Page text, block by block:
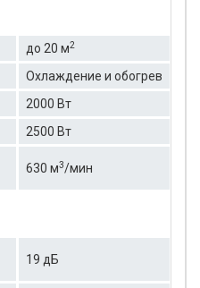
до 20 м2
Охлаждение и обогрев
2000 Вт
2500 Вт
630 м3/мин
19 дБ